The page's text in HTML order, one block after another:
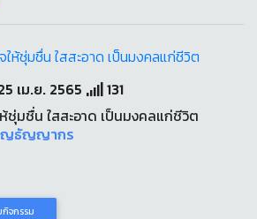
เม.ย. 2565
131
ห้ชุ่มชื่น ใสสะอาด เป็นมงคลแก่ชีวิต
ญธัญญากร
กิจกรรม